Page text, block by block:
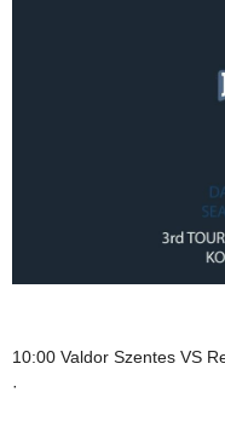
10:00 Valdor Szentes VS
·